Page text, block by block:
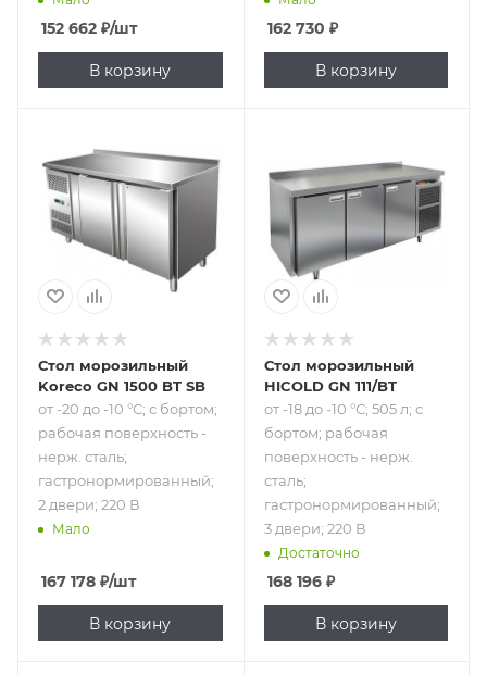
152 662 ₽/шт
В корзину
162 730 ₽
В корзину
от -20 до -10 °С; с
бортом; рабочая
поверхность -
нерж. сталь;
гастронормированный;
2 двери; 220 В
Стол морозильный
Koreco GN 1500 BT SB
от -20 до -10 °С; с бортом;
рабочая поверхность -
нерж. сталь;
гастронормированный;
2 двери; 220 В
Мало
167 178 ₽/шт
В корзину
от -18 до -10 °С;
505 л; с бортом;
рабочая
поверхность -
нерж. сталь;
гастронормированный;
3 двери; 220 В
Стол морозильный
HICOLD GN 111/BT
от -18 до -10 °С; 505 л; с
бортом; рабочая
поверхность - нерж.
сталь;
гастронормированный;
3 двери; 220 В
Достаточно
168 196₽
В корзину